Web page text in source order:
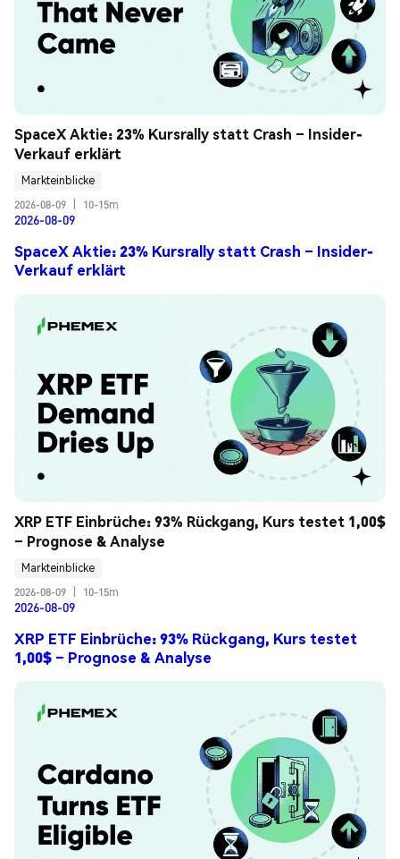
SpaceX Aktie: 23% Kursrally statt Crash – Insider-
Verkauf erklärt
Markteinblicke
2026-08-09
10-15m
2026-08-09
SpaceX Aktie: 23% Kursrally statt Crash – Insider-
Verkauf erklärt
XRP ETF Einbrüche: 93% Rückgang, Kurs testet 1,00$
– Prognose & Analyse
Markteinblicke
2026-08-09
10-15m
2026-08-09
XRP ETF Einbrüche: 93% Rückgang, Kurs testet
1,00$ – Prognose & Analyse